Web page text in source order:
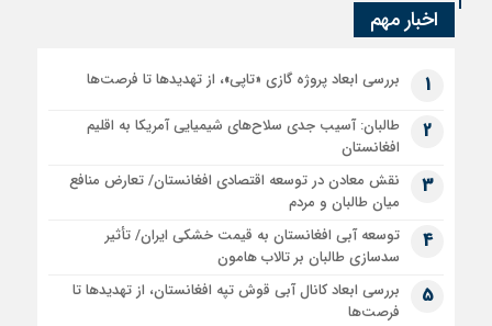
اخبار مهم
1 بررسی ابعاد پروژه گازی «تاپی»، از تهدیدها تا فرصت‌ها
2
طالبان: آسیب جدی سلاح‌های شیمیایی آمریکا به اقلیم
افغانستان
3
نقش معادن در توسعه اقتصادی افغانستان/ تعارض منافع
میان طالبان و مردم
4
توسعه آبی افغانستان به قیمت خشکی ایران/ تأثیر
سدسازی طالبان بر تالاب هامون
5
بررسی ابعاد کانال آبی قوش تپه افغانستان، از تهدیدها تا
فرصت‌ها